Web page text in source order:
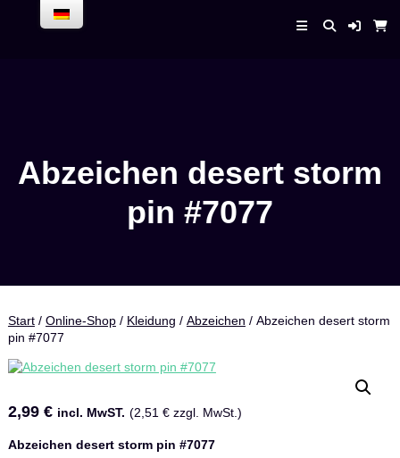
Abzeichen desert storm
pin #7077
Start/ Online-Shop/ Kleidung / Abzeichen / Abzeichen desert storm
pin #7077
2,99 € incl. MwST. (2,51 €zzgl. MwSt.)
Abzeichen desert storm pin #7077